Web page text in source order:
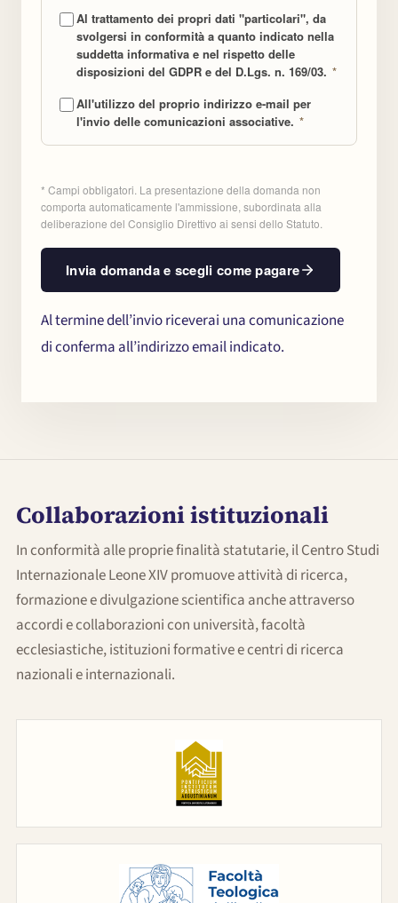
Al trattamento dei propri dati "particolari", da
svolgersi in conformità a quanto indicato nella
suddetta informativa e nel rispetto delle
disposizioni del GDPR e del D.Lgs. n. 169/03. *
All'utilizzo del proprio indirizzo e-mail per
l'invio delle comunicazioni associative. *
* Campi obbligatori. La presentazione della domanda non
comporta automaticamente l'ammissione, subordinata alla
deliberazione del Consiglio Direttivo ai sensi dello Statuto.
Invia domanda e scegli come pagare
Al termine dell’invio riceverai una comunicazione
di conferma all’indirizzo email indicato.
Collaborazioni istituzionali
In conformità alle proprie finalità statutarie, il Centro Studi
Internazionale Leone XIV promuove attività di ricerca,
formazione e divulgazione scientifica anche attraverso
accordi e collaborazioni con università, facoltà
ecclesiastiche, istituzioni formative e centri di ricerca
nazionali e internazionali.